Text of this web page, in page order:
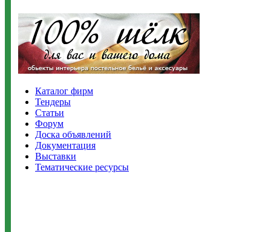
Каталог фирм
Тендеры
Статьи
Форум
Доска объявлений
Документация
Выставки
Тематические ресурсы